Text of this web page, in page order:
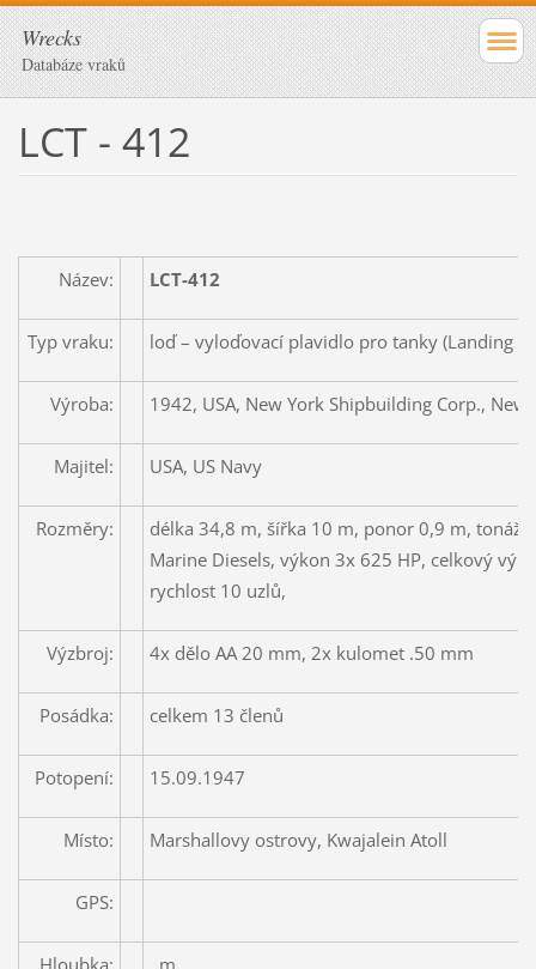
Wrecks
Databáze vraků
LCT - 412
Název: LCT-412
Typ vraku: loď – vyloďovací plavidlo pro tanky (Landing
Výroba: 1942, USA, New York Shipbuilding Corp., New
Majitel: USA, US Navy
Rozměry:
délka 34,8 m, šířka 10 m, ponor 0,9 m, tonáž
Marine Diesels, výkon 3x 625 HP, celkový
rychlost 10 uzlů,
Výzbroj: 4x dělo AA 20 mm, 2x kulomet .50 mm
Posádka: celkem 13 členů
Potopení: 15.09.1947
Místo: Marshallovy ostrovy, Kwajalein Atoll
GPS:
Hloubka: m